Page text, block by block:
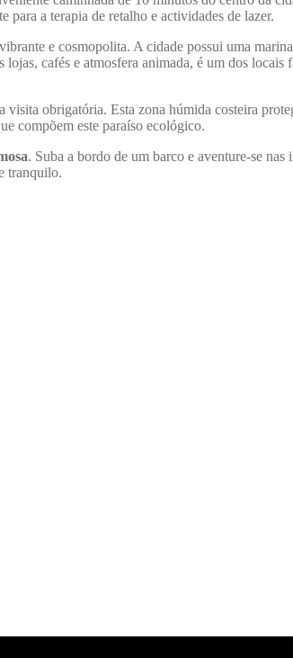
para a terapia de retalho e actividades de lazer.
e cosmopolita. A cidade possui uma
cafés e atmosfera animada, é um dos
visita obrigatória. Esta zona húmida costeira
compõem este paraíso ecológico.
. Suba a bordo de um barco e aventure-se nas
tranquilo.